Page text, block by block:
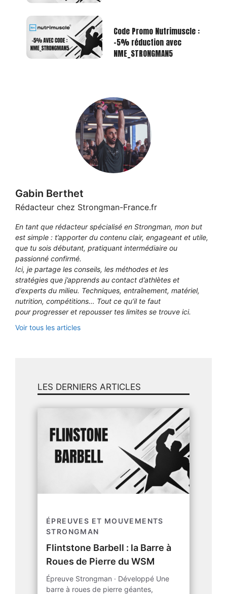
Code Promo Nutrimuscle :
-5% réduction avec
NME_STRONGMAN5
Gabin Berthet
Rédacteur chez Strongman-France.fr
En tant que rédacteur spécialisé en Strongman, mon but
est simple : t’apporter du contenu clair, engageant et utile,
que tu sois débutant, pratiquant intermédiaire ou
passionné confirmé.
Ici, je partage les conseils, les méthodes et les
stratégies que j’apprends au contact d’athlètes et
d’experts du milieu. Techniques, entraînement, matériel,
nutrition, compétitions… Tout ce qu’il te faut
pour progresser et repousser tes limites se trouve ici.
Voir tous les articles
LES DERNIERS ARTICLES
ÉPREUVES ET MOUVEMENTS
STRONGMAN
Flintstone Barbell : la Barre à
Roues de Pierre du WSM
Épreuve Strongman · Développé Une
barre à roues de pierre géantes,